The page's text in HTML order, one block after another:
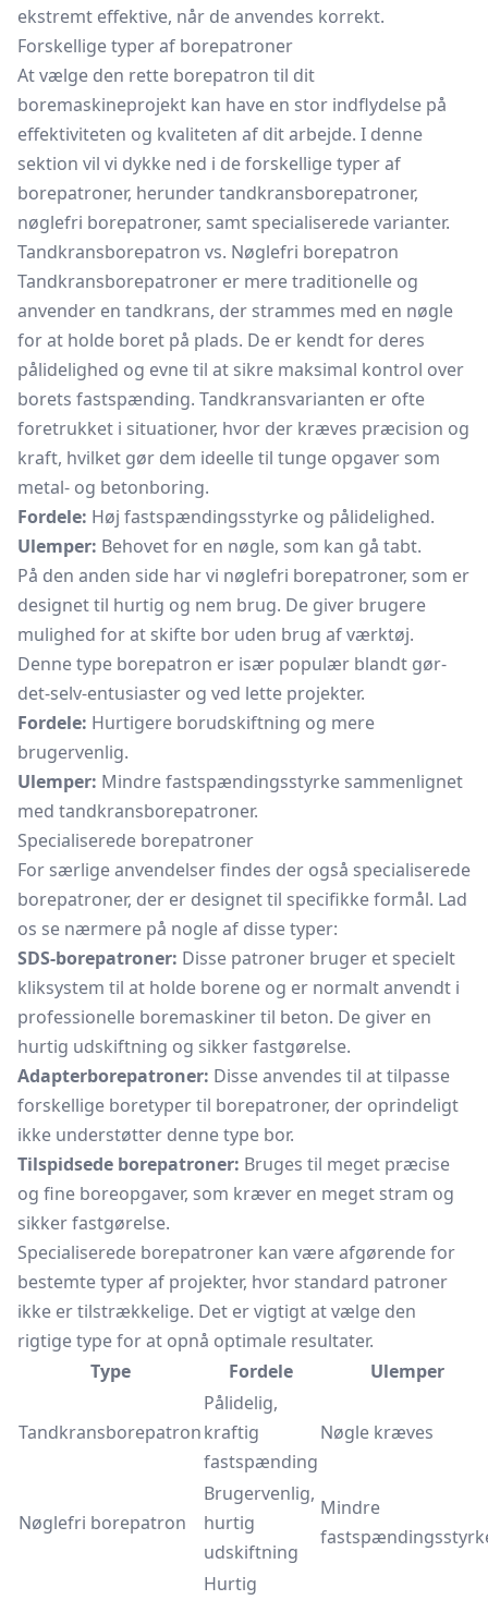
ekstremt effektive, når de anvendes korrekt.
Forskellige typer af borepatroner
At vælge den rette borepatron til dit
boremaskineprojekt kan have en stor indflydelse på
effektiviteten og kvaliteten af dit arbejde. I denne
sektion vil vi dykke ned i de forskellige typer af
borepatroner, herunder tandkransborepatroner,
nøglefri borepatroner, samt specialiserede varianter.
Tandkransborepatron vs. Nøglefri borepatron
Tandkransborepatroner er mere traditionelle og
anvender en tandkrans, der strammes med en nøgle
for at holde boret på plads. De er kendt for deres
pålidelighed og evne til at sikre maksimal kontrol over
borets fastspænding. Tandkransvarianten er ofte
foretrukket i situationer, hvor der kræves præcision og
kraft, hvilket gør dem ideelle til tunge opgaver som
metal- og betonboring.
Fordele: Høj fastspændingsstyrke og pålidelighed.
Ulemper: Behovet for en nøgle, som kan gå tabt.
På den anden side har vi nøglefri borepatroner, som er
designet til hurtig og nem brug. De giver brugere
mulighed for at skifte bor uden brug af værktøj.
Denne type borepatron er især populær blandt gør-
det-selv-entusiaster og ved lette projekter.
Fordele: Hurtigere borudskiftning og mere
brugervenlig.
Ulemper: Mindre fastspændingsstyrke sammenlignet
med tandkransborepatroner.
Specialiserede borepatroner
For særlige anvendelser findes der også specialiserede
borepatroner, der er designet til specifikke formål. Lad
os se nærmere på nogle af disse typer:
SDS-borepatroner: Disse patroner bruger et specielt
kliksystem til at holde borene og er normalt anvendt i
professionelle boremaskiner til beton. De giver en
hurtig udskiftning og sikker fastgørelse.
Adapterborepatroner: Disse anvendes til at tilpasse
forskellige boretyper til borepatroner, der oprindeligt
ikke understøtter denne type bor.
Tilspidsede borepatroner: Bruges til meget præcise
og fine boreopgaver, som kræver en meget stram og
sikker fastgørelse.
Specialiserede borepatroner kan være afgørende for
bestemte typer af projekter, hvor standard patroner
ikke er tilstrækkelige. Det er vigtigt at vælge den
rigtige type for at opnå optimale resultater.
Type
Fordele Ulemper
Tandkransborepatron
Pålidelig,
kraftig
fastspænding
Nøgle kræves
Nøglefri borepatron
Brugervenlig,
hurtig
udskiftning
Mindre
Hurtig